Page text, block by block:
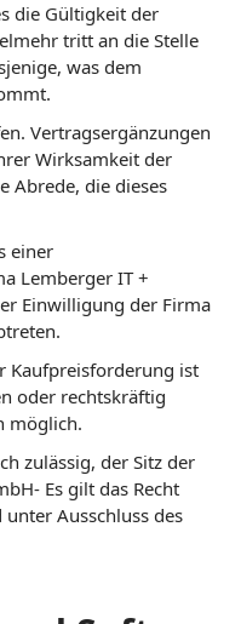
die Gültigkeit der
tritt an die Stelle
was dem
Vertragsergänzungen
Wirksamkeit der
Abrede, die dieses
einer
Lemberger IT +
Einwilligung der Firma
Kaufpreisforderung ist
oder rechtskräftig
möglich.
zulässig, der Sitz der
Es gilt das Recht
Ausschluss des